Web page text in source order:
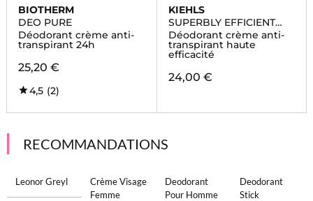
BIOTHERM
DEO PURE
Déodorant crème anti-
transpirant 24h
25,20 €
4,5 (2)
KIEHLS
SUPERBLY EFFICIENT
ANTI-PERSPIRANT &
DEODORANT
Déodorant crème anti-
transpirant haute
efficacité
24,00 €
RECOMMANDATIONS
Leonor Greyl
Crème Visage
Femme
Deodorant
Pour Homme
Deodorant
Stick